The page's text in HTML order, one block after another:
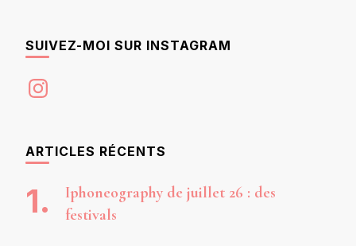
SUIVEZ-MOI SUR INSTAGRAM
Instagram
ARTICLES RÉCENTS
Iphoneography de juillet 26 : des
festivals